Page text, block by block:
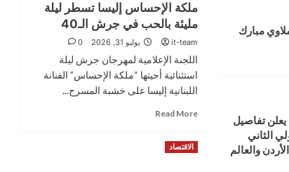
:
نجاح
مهرجان
جرش
هو
نجاح
لجميع
ملكة الإحساس إليسا تسطر ليلة
مليئة بالحب في جرش الـ40
it-team يوليو 31, 2026 0
اللجنة الإعلامية لمهرجان جرش ليلة
استثنائية أحيتها “ملكة الإحساس” الفنانة
اللبنانية إليسا على خشبة المسرح...
Read More
الاقتصاد
مبارك
تفاصيل
الثاني
والعالم